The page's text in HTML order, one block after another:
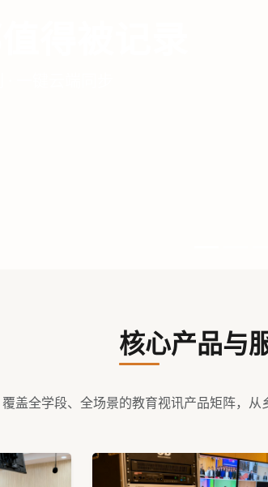
核心产品与
覆盖全学段、全场景的教育视讯产品矩阵，